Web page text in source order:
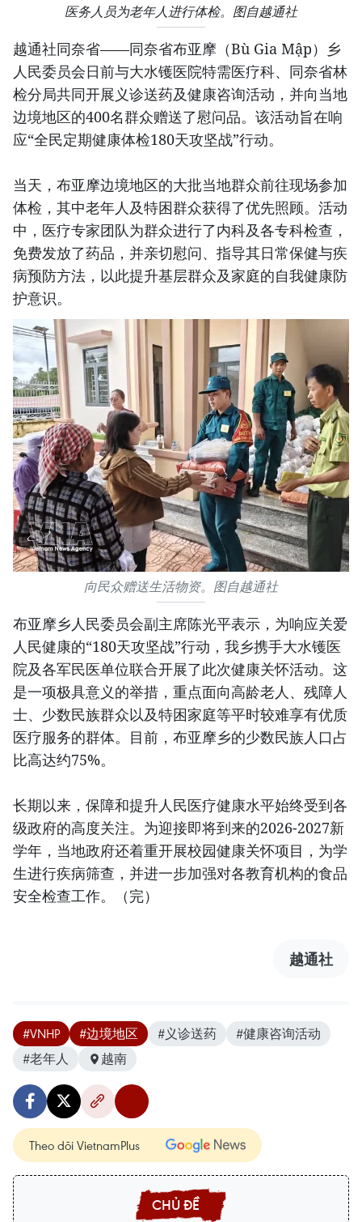
医务人员为老年人进行体检。图自越通社
越通社同奈省——同奈省布亚摩（Bù Gia Mập）乡
人民委员会日前与大水镬医院特需医疗科、同奈省林
检分局共同开展义诊送药及健康咨询活动，并向当地
边境地区的400名群众赠送了慰问品。该活动旨在响
应“全民定期健康体检180天攻坚战”行动。
当天，布亚摩边境地区的大批当地群众前往现场参加
体检，其中老年人及特困群众获得了优先照顾。活动
中，医疗专家团队为群众进行了内科及各专科检查，
免费发放了药品，并亲切慰问、指导其日常保健与疾
病预防方法，以此提升基层群众及家庭的自我健康防
护意识。
向民众赠送生活物资。图自越通社
布亚摩乡人民委员会副主席陈光平表示，为响应关爱
人民健康的“180天攻坚战”行动，我乡携手大水镬医
院及各军民医单位联合开展了此次健康关怀活动。这
是一项极具意义的举措，重点面向高龄老人、残障人
士、少数民族群众以及特困家庭等平时较难享有优质
医疗服务的群体。目前，布亚摩乡的少数民族人口占
比高达约75%。
长期以来，保障和提升人民医疗健康水平始终受到各
级政府的高度关注。为迎接即将到来的2026-2027新
学年，当地政府还着重开展校园健康关怀项目，为学
生进行疾病筛查，并进一步加强对各教育机构的食品
安全检查工作。（完）
越通社
#VNHP #边境地区 #义诊送药
#健康咨询活动
#老年人
越南
Theo dõi VietnamPlus